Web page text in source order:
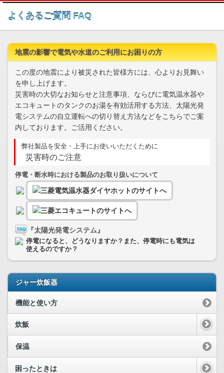
このページの本文へ
よくあるご質問 FAQ
地震の影響で電気や水道のご利用にお困りの方
この度の地震により被災された皆様方には、心よりお見舞い
を申し上げます。
災害時の大切なお知らせと注意事項、ならびに電気温水器や
エコキュートのタンクのお湯を有効活用する方法、太陽光発
電システムの自立運転への切り替え方法などをこちらでご案
内しております。ご活用ください。
弊社製品を安全・上手にお使いいただくために
災害時のご注意
停電・断水時における製品のお取り扱いについて
『太陽光発電システム』
停電になると、どうなりますか？また、停電時にも電気は
使えるのですか？
ジャー炊飯器
機能と使い方
炊飯
保温
困ったときは